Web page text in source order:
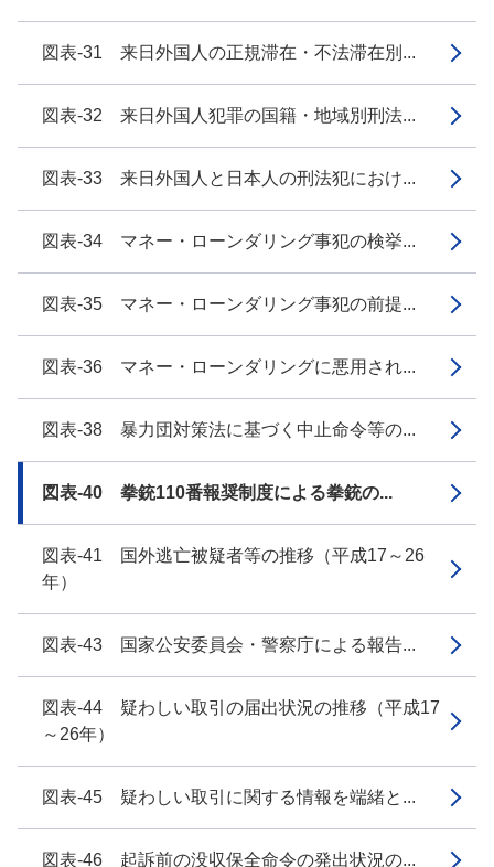
図表-31 来日外国人の正規滞在・不法滞在別...
図表-32 来日外国人犯罪の国籍・地域別刑法...
図表-33 来日外国人と日本人の刑法犯におけ...
図表-34 マネー・ローンダリング事犯の検挙...
図表-35 マネー・ローンダリング事犯の前提...
図表-36 マネー・ローンダリングに悪用され...
図表-38 暴力団対策法に基づく中止命令等の...
図表-40 拳銃110番報奨制度による拳銃の...
図表-41 国外逃亡被疑者等の推移（平成17～26
年）
図表-43 国家公安委員会・警察庁による報告...
図表-44 疑わしい取引の届出状況の推移（平成17
～26年）
図表-45 疑わしい取引に関する情報を端緒と...
図表-46 起訴前の没収保全命令の発出状況の...